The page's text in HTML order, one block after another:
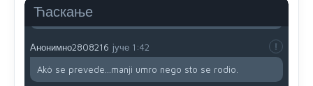
Ћаскање
i mi tebi želimo dug život i tešku bolest
Анонимно2808216 јуче 1:42
Akò se prevede...manji umro nego sto se rodio.